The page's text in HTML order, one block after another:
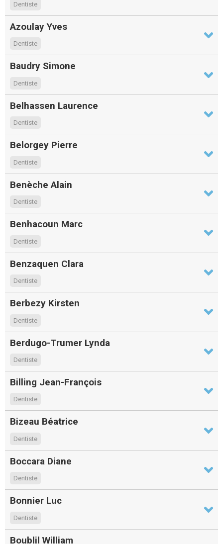
Dentiste
Azoulay Yves
Dentiste
Baudry Simone
Dentiste
Belhassen Laurence
Dentiste
Belorgey Pierre
Dentiste
Benèche Alain
Dentiste
Benhacoun Marc
Dentiste
Benzaquen Clara
Dentiste
Berbezy Kirsten
Dentiste
Berdugo-Trumer Lynda
Dentiste
Billing Jean-François
Dentiste
Bizeau Béatrice
Dentiste
Boccara Diane
Dentiste
Bonnier Luc
Dentiste
Boublil William